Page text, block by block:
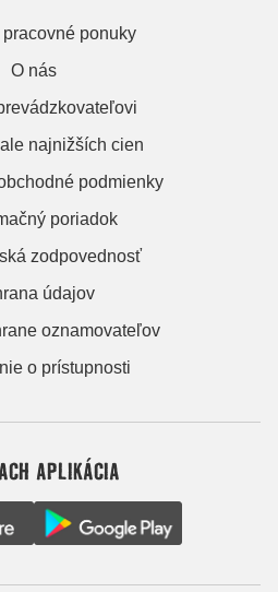
ponuky
O nás
najnižších cien
podmienky
poriadok
zodpovednosť
údajov
oznamovateľov
o prístupnosti
APLIKÁCIA